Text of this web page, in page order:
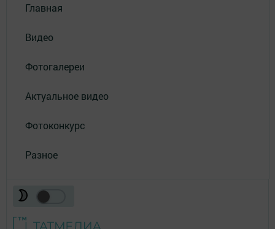
Главная
Видео
Фотогалереи
Актуальное видео
Фотоконкурс
Разное